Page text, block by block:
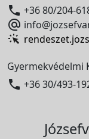
 +36 80/204-

Gyermekvédelmi
 +36 30/493-